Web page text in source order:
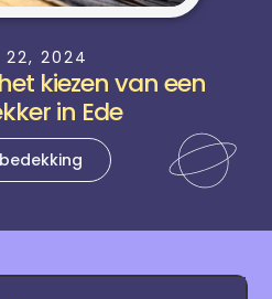
22, 2024
kiezen van een
in Ede